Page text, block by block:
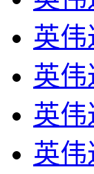
英
英
英
英